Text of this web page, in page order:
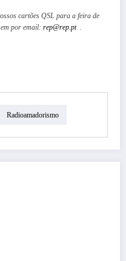
cartões QSL para a feira de
por email: rep@rep.pt.
Radioamadorismo